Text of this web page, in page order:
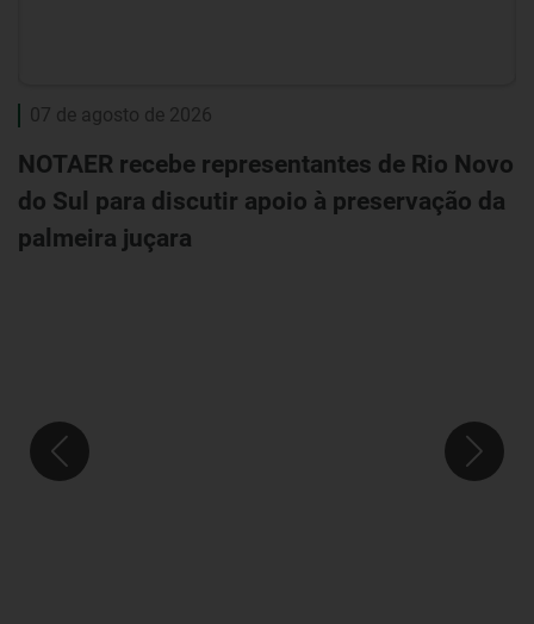
07 de agosto de 2026
NOTAER recebe representantes de Rio Novo
do Sul para discutir apoio à preservação da
palmeira juçara